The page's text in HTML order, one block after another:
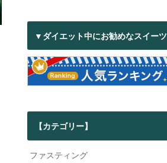
▼ダイエット中にお勧めなスイーツ
【カテゴリー】
ファスティング